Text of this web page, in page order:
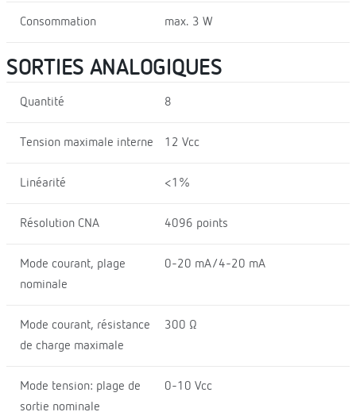
Consommation max. 3 W
SORTIES ANALOGIQUES
Quantité 8
Tension maximale interne 12 Vcc
Linéarité <1%
Résolution CNA 4096 points
Mode courant, plage
nominale
0-20 mA/4-20 mA
Mode courant, résistance
de charge maximale
300 Ω
Mode tension: plage de
sortie nominale
0-10 Vcc